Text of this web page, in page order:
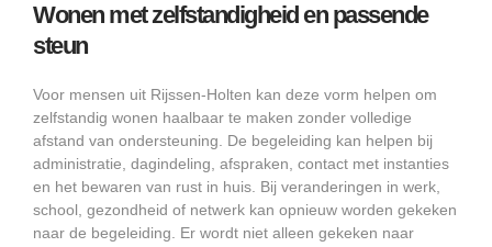
Wonen met zelfstandigheid en passende
steun
Voor mensen uit Rijssen-Holten kan deze vorm helpen om
zelfstandig wonen haalbaar te maken zonder volledige
afstand van ondersteuning. De begeleiding kan helpen bij
administratie, dagindeling, afspraken, contact met instanties
en het bewaren van rust in huis. Bij veranderingen in werk,
school, gezondheid of netwerk kan opnieuw worden gekeken
naar de begeleiding. Er wordt niet alleen gekeken naar